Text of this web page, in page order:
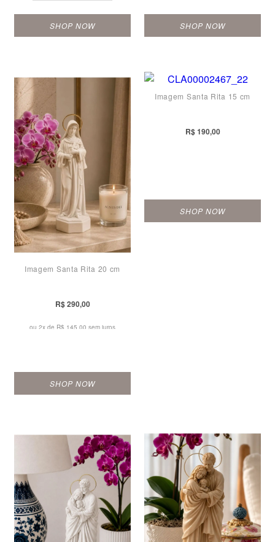
SHOP NOW SHOP NOW
Imagem Santa Rita 20 cm
R$ 290,00
ou 2x de R$ 145,00 sem juros
SHOP NOW
Imagem Santa Rita 15 cm
R$ 190,00
SHOP NOW